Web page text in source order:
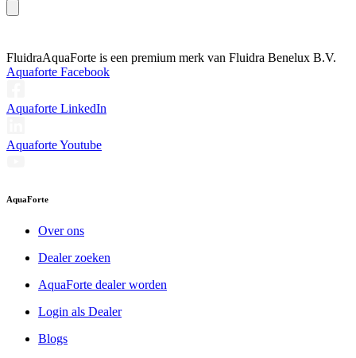
FluidraAquaForte is een premium merk van Fluidra Benelux B.V.
Aquaforte Facebook
Aquaforte LinkedIn
Aquaforte Youtube
AquaForte
Over ons
Dealer zoeken
AquaForte dealer worden
Login als Dealer
Blogs